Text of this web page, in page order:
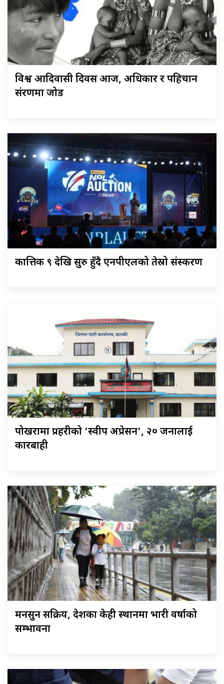
विश्व आदिवासी दिवस आज, अधिकार र पहिचान
संरक्षणमा जोड
कात्तिक ९ देखि सुरु हुँदै एनपीएलको तेस्रो संस्करण
पोखरामा प्रहरीको ‘स्वीप अप्रेसन’, २० जनालाई
कारबाही
मनसुन सक्रिय, देशका केही स्थानमा भारी वर्षाको
सम्भावना